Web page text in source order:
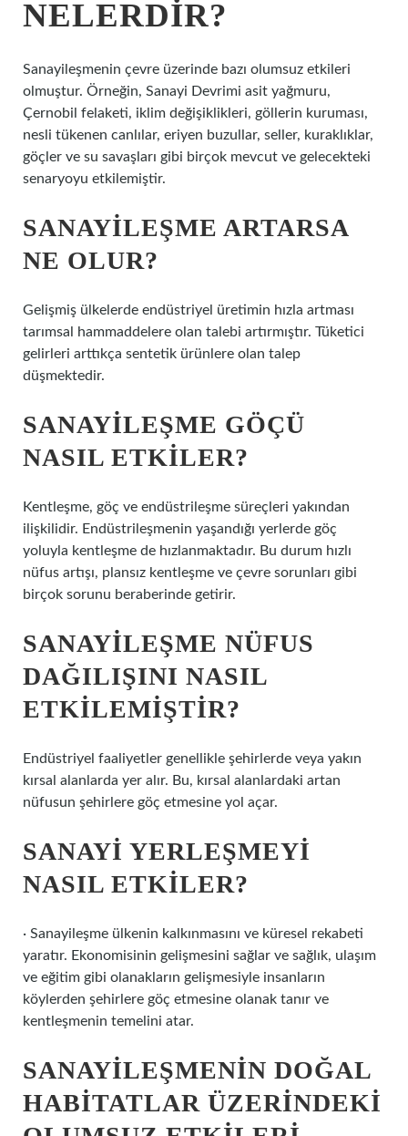
NELERDIR?
Sanayileşmenin çevre üzerinde bazı olumsuz etkileri
olmuştur. Örneğin, Sanayi Devrimi asit yağmuru,
Çernobil felaketi, iklim değişiklikleri, göllerin kuruması,
nesli tükenen canlılar, eriyen buzullar, seller, kuraklıklar,
göçler ve su savaşları gibi birçok mevcut ve gelecekteki
senaryoyu etkilemiştir.
SANAYILEŞME ARTARSA
NE OLUR?
Gelişmiş ülkelerde endüstriyel üretimin hızla artması
tarımsal hammaddelere olan talebi artırmıştır. Tüketici
gelirleri arttıkça sentetik ürünlere olan talep
düşmektedir.
SANAYILEŞME GÖÇÜ
NASIL ETKILER?
Kentleşme, göç ve endüstrileşme süreçleri yakından
ilişkilidir. Endüstrileşmenin yaşandığı yerlerde göç
yoluyla kentleşme de hızlanmaktadır. Bu durum hızlı
nüfus artışı, plansız kentleşme ve çevre sorunları gibi
birçok sorunu beraberinde getirir.
SANAYILEŞME NÜFUS
DAĞILIŞINI NASIL
ETKILEMIŞTIR?
Endüstriyel faaliyetler genellikle şehirlerde veya yakın
kırsal alanlarda yer alır. Bu, kırsal alanlardaki artan
nüfusun şehirlere göç etmesine yol açar.
SANAYI YERLEŞMEYI
NASIL ETKILER?
· Sanayileşme ülkenin kalkınmasını ve küresel rekabeti
yaratır. Ekonomisinin gelişmesini sağlar ve sağlık, ulaşım
ve eğitim gibi olanakların gelişmesiyle insanların
köylerden şehirlere göç etmesine olanak tanır ve
kentleşmenin temelini atar.
SANAYILEŞMENIN DOĞAL
HABITATLAR ÜZERINDEKI